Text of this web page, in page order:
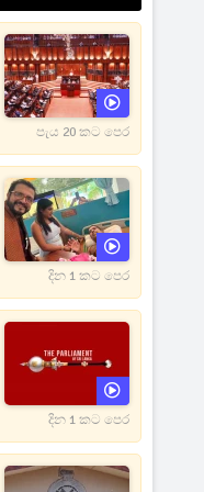
පැය 20 කට පෙර
දින 1 කට පෙර
දින 1 කට පෙර